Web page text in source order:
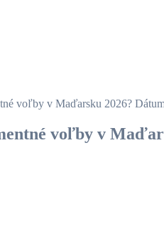
voľby v Maďarsku 2026?
voľby v